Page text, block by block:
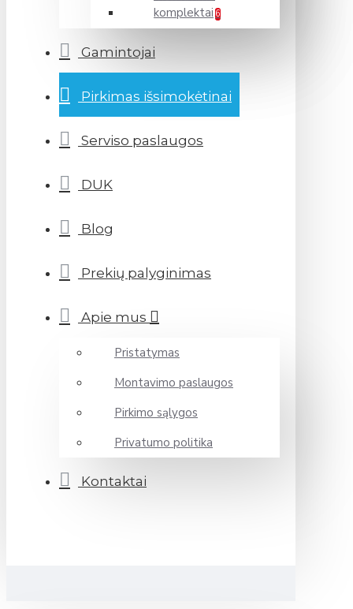
komplektai 6
Gamintojai
Pirkimas išsimokėtinai
Serviso paslaugos
DUK
Blog
Prekių palyginimas
Apie mus
Pristatymas
Montavimo paslaugos
Pirkimo sąlygos
Privatumo politika
Kontaktai